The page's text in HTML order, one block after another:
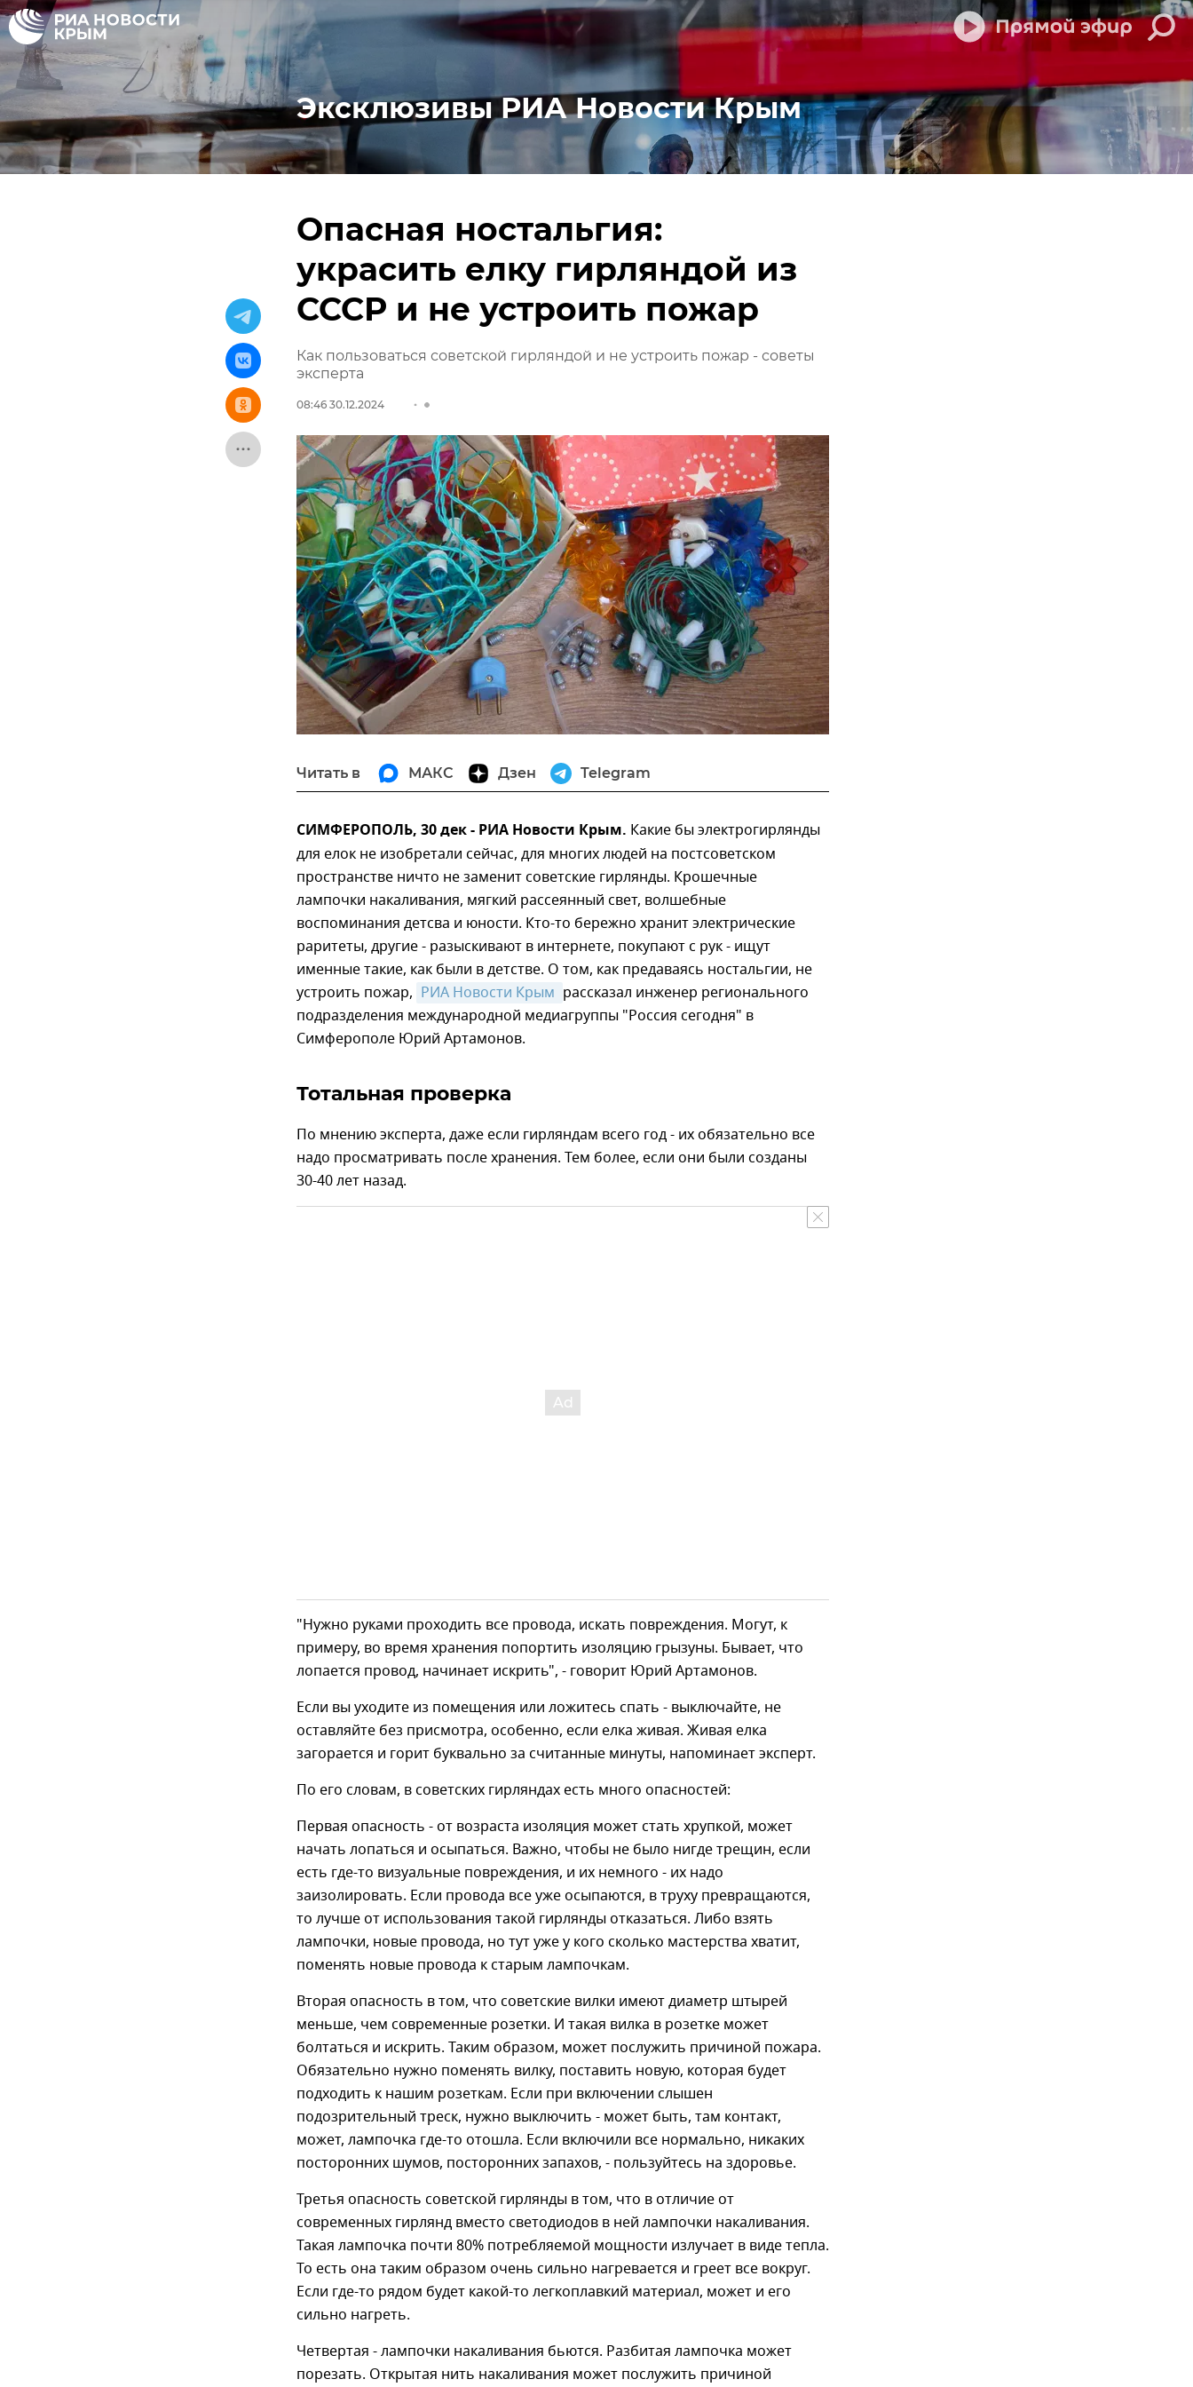
Эксклюзивы РИА Новости Крым
Опасная ностальгия:
украсить елку гирляндой из
СССР и не устроить пожар
Как пользоваться советской гирляндой и не устроить пожар - советы
эксперта
08:46 30.12.2024
Читать в МАКС Дзен Telegram
СИМФЕРОПОЛЬ, 30 дек - РИА Новости Крым. Какие бы электрогирлянды
для елок не изобретали сейчас, для многих людей на постсоветском
пространстве ничто не заменит советские гирлянды. Крошечные
лампочки накаливания, мягкий рассеянный свет, волшебные
воспоминания детсва и юности. Кто-то бережно хранит электрические
раритеты, другие - разыскивают в интернете, покупают с рук - ищут
именные такие, как были в детстве. О том, как предаваясь ностальгии, не
устроить пожар, РИА Новости Крым рассказал инженер регионального
подразделения международной медиагруппы "Россия сегодня" в
Симферополе Юрий Артамонов.
Тотальная проверка
По мнению эксперта, даже если гирляндам всего год - их обязательно все
надо просматривать после хранения. Тем более, если они были созданы
30-40 лет назад.
"Нужно руками проходить все провода, искать повреждения. Могут, к
примеру, во время хранения попортить изоляцию грызуны. Бывает, что
лопается провод, начинает искрить", - говорит Юрий Артамонов.
Если вы уходите из помещения или ложитесь спать - выключайте, не
оставляйте без присмотра, особенно, если елка живая. Живая елка
загорается и горит буквально за считанные минуты, напоминает эксперт.
По его словам, в советских гирляндах есть много опасностей:
Первая опасность - от возраста изоляция может стать хрупкой, может
начать лопаться и осыпаться. Важно, чтобы не было нигде трещин, если
есть где-то визуальные повреждения, и их немного - их надо
заизолировать. Если провода все уже осыпаются, в труху превращаются,
то лучше от использования такой гирлянды отказаться. Либо взять
лампочки, новые провода, но тут уже у кого сколько мастерства хватит,
поменять новые провода к старым лампочкам.
Вторая опасность в том, что советские вилки имеют диаметр штырей
меньше, чем современные розетки. И такая вилка в розетке может
болтаться и искрить. Таким образом, может послужить причиной пожара.
Обязательно нужно поменять вилку, поставить новую, которая будет
подходить к нашим розеткам. Если при включении слышен
подозрительный треск, нужно выключить - может быть, там контакт,
может, лампочка где-то отошла. Если включили все нормально, никаких
посторонних шумов, посторонних запахов, - пользуйтесь на здоровье.
Третья опасность советской гирлянды в том, что в отличие от
современных гирлянд вместо светодиодов в ней лампочки накаливания.
Такая лампочка почти 80% потребляемой мощности излучает в виде тепла.
То есть она таким образом очень сильно нагревается и греет все вокруг.
Если где-то рядом будет какой-то легкоплавкий материал, может и его
сильно нагреть.
Четвертая - лампочки накаливания бьются. Разбитая лампочка может
порезать. Открытая нить накаливания может послужить причиной